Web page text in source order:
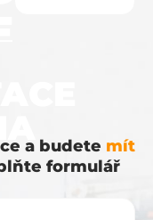
a budete mít
formulář